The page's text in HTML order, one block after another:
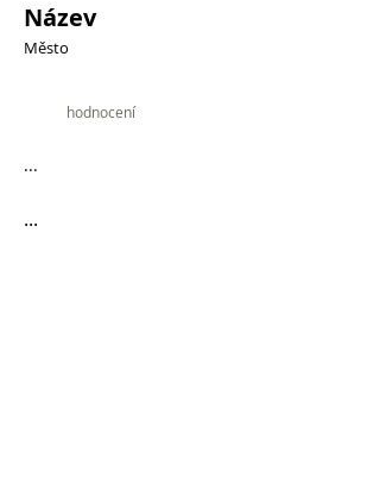
Název
Město
hodnocení
...
...